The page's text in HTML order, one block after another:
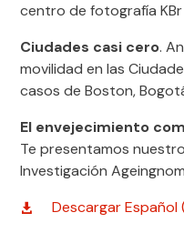
centro de fotografía KBr
Ciudades casi cero.
movilidad en las
casos de Boston,
El envejecimiento
Te presentamos
Investigación
Descargar Español